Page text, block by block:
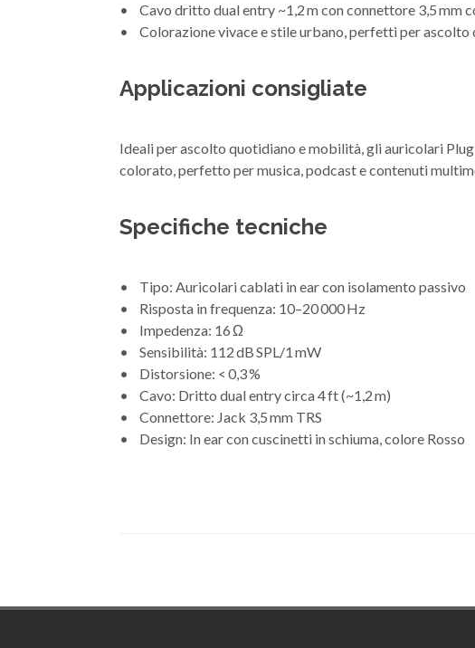
• Cavo dritto dual entry ~1,2 m con connettore 3,5 mm
• Colorazione vivace e stile urbano, perfetti per ascolto
Applicazioni consigliate
Ideali per ascolto quotidiano e mobilità, gli auricolari
colorato, perfetto per musica, podcast e contenuti
Specifiche tecniche
• Tipo: Auricolari cablati in ear con isolamento passivo
• Risposta in frequenza: 10–20 000 Hz
• Impedenza: 16 Ω
• Sensibilità: 112 dB SPL/1 mW
• Distorsione: < 0,3 %
• Cavo: Dritto dual entry circa 4 ft (~1,2 m)
• Connettore: Jack 3,5 mm TRS
• Design: In ear con cuscinetti in schiuma, colore Rosso